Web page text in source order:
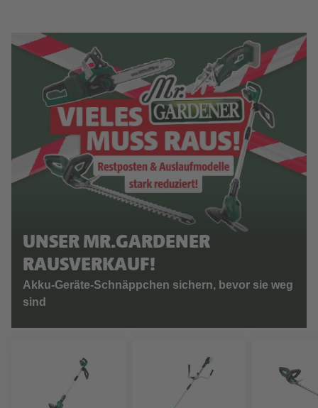
UNSER MR.GARDENER
RAUSVERKAUF!
Akku-Geräte-Schnäppchen sichern, bevor sie weg
sind